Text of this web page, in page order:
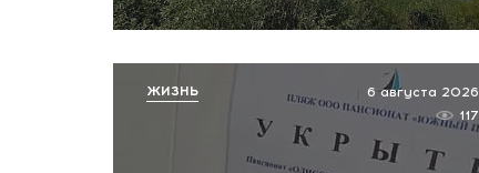
6 августа 2026
117
ЖИЗНЬ